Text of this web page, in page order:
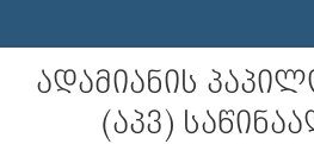
ადამიანის
(აპვ)